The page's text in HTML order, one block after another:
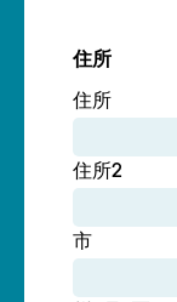
住所
住所
住所2
市